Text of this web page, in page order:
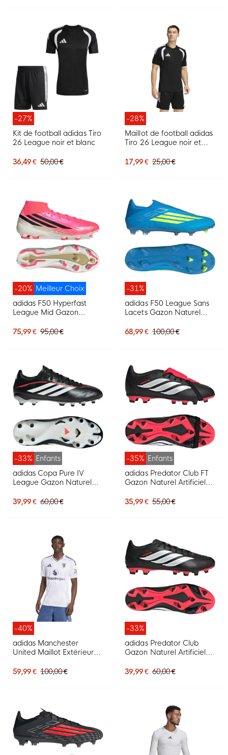
-27%
Kit de football adidas Tiro
26 League noir et blanc
36,49 € 50,00 €
-28%
Maillot de football adidas
Tiro 26 League noir et
17,99 € 25,00 €
Meilleur Choix
-20%
adidas F50 Hyperfast
League Mid Gazon
Foot (FG) Rose Vif Noir
75,99 € 95,00 €
-31%
adidas F50 League Sans
Lacets Gazon Naturel
Foot (MG) Bleu Néon
68,99 € 100,00 €
-33% Enfants
adidas Copa Pure IV
League Gazon Naturel
Enfants Noir Blanc Rouge
39,99 € 60,00 €
-35% Enfants
adidas Predator Club FT
Gazon Naturel Artificiel
Enfants Noir Blanc Rouge
35,99 € 55,00 €
-40%
adidas Manchester
United Maillot Extérieur
59,99 € 100,00 €
-33%
adidas Predator Club
Gazon Naturel Artificiel
Noir Blanc Rouge
39,99 € 60,00 €